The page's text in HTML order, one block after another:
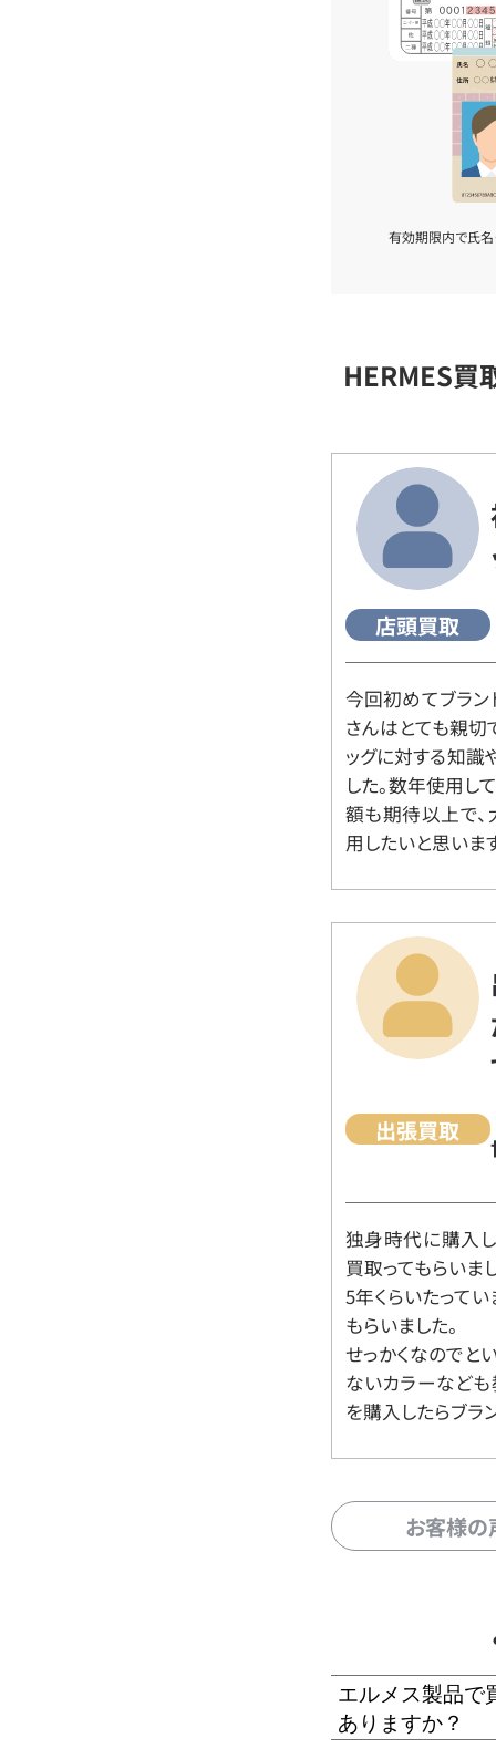
有効期限内で氏名
HERMES買
店頭買取
今回初めてブラン
さんはとても親切
ッグに対する知識
した。数年使用し
額も期待以上で、
用したいと思いま
出張買取
独身時代に購入
買取ってもらいま
5年くらいたって
もらいました。
せっかくなのでと
ないカラーなども
を購入したらブラ
お客様
エルメス製品で
ありますか？